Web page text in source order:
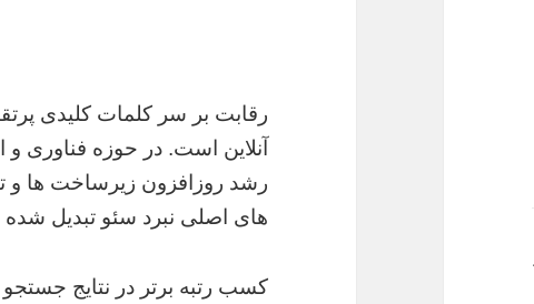
رقابت بر سر کلمات کلیدی
آنلاین است. در حوزه فناوری و
رشد روزافزون زیرساخت ها و
های اصلی نبرد سئو تبدیل
کسب رتبه برتر در نتایج جستجو